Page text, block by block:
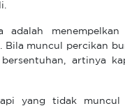
adalah
Bila muncul percikan
artinya
yang tidak muncul